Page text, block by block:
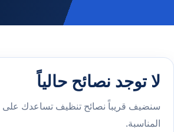
لا توجد نصائح حالياً
سنضيف قريباً نصائح تنظيف تساعدك على
المناسبة.